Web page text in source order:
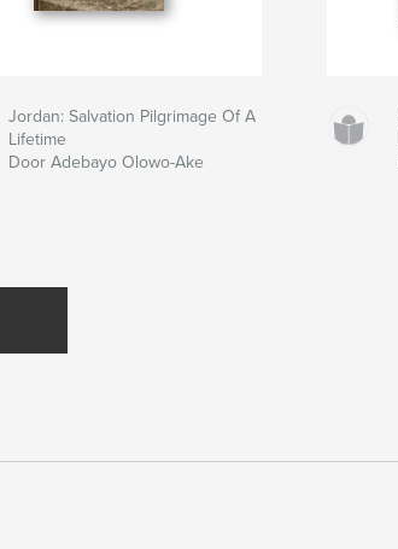
Jordan: Salvation Pilgrimage Of A
Lifetime
Door Adebayo Olowo-Ake